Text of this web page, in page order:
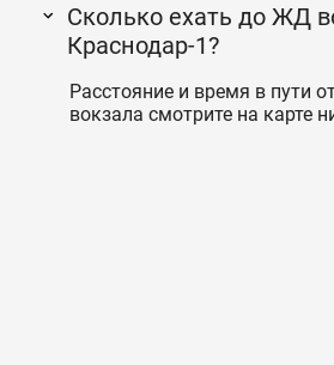
Сколько ехать до ЖД
Краснодар-1?
Расстояние и время в пути
вокзала смотрите на карте